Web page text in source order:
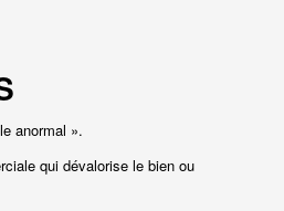
anormal ».
qui dévalorise le bien ou